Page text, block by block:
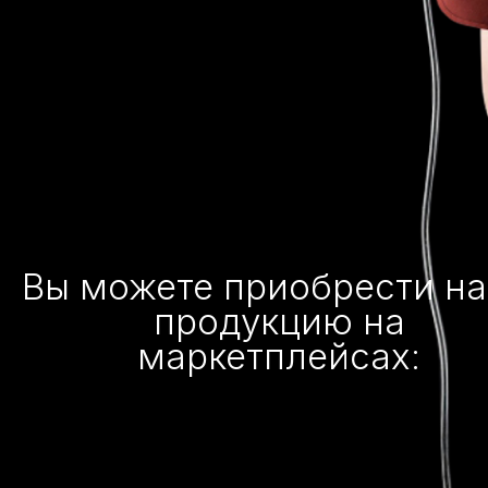
Вы можете приобрести
продукцию на
маркетплейсах: